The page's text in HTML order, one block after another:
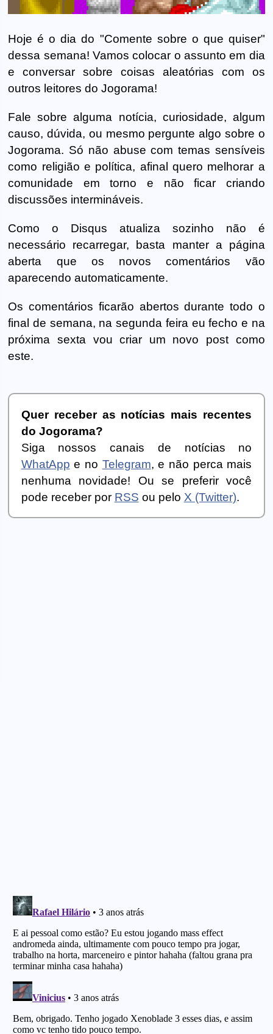
Hoje é o dia do "Comente sobre o que quiser"
dessa semana! Vamos colocar o assunto em dia
e conversar sobre coisas aleatórias com os
outros leitores do Jogorama!
Fale sobre alguma notícia, curiosidade, algum
causo, dúvida, ou mesmo pergunte algo sobre o
Jogorama. Só não abuse com temas sensíveis
como religião e política, afinal quero melhorar a
comunidade em torno e não ficar criando
discussões intermináveis.
Como o Disqus atualiza sozinho não é
necessário recarregar, basta manter a página
aberta que os novos comentários vão
aparecendo automaticamente.
Os comentários ficarão abertos durante todo o
final de semana, na segunda feira eu fecho e na
próxima sexta vou criar um novo post como
este.
Quer receber as notícias mais recentes
do Jogorama?
Siga nossos canais de notícias no
WhatApp e no Telegram, e não perca mais
nenhuma novidade! Ou se preferir você
pode receber por RSS ou pelo X (Twitter).